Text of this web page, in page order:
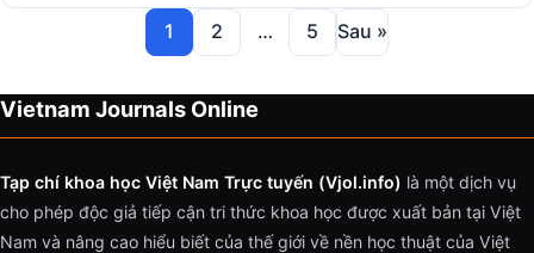
1 2 … 5 Sau »
Vietnam Journals Online
Tạp chí khoa học Việt Nam Trực tuyến (Vjol.info) là một dịch vụ
cho phép độc giả tiếp cận tri thức khoa học được xuất bản tại Việt
Nam và nâng cao hiểu biết của thế giới về nền học thuật của Việt